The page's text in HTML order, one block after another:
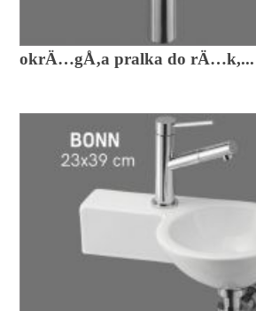
okrÄ…gÅ‚a pralka do rÄ…k,...